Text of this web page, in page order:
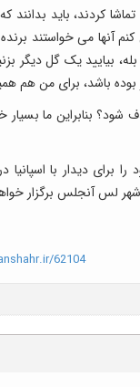
کسانی که 15 دقیقه پایانی این بازی را تماشا کردند،
آنها می خواستند
باشد و بگوید "اوه، بله، بیایید یک گل
بوده باشد، برای من هم
بنابراین ما بسیار
خود را برای دیدار با
62104